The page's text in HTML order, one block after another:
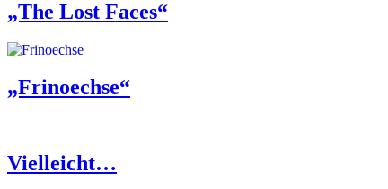
„The Lost Faces“
„Frinoechse“
Vielleicht…